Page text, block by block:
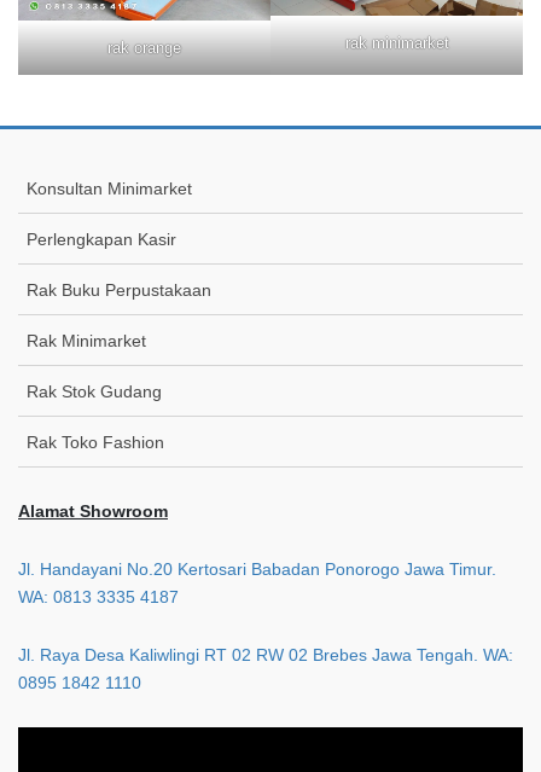
rak orange rak minimarket
Konsultan Minimarket
Perlengkapan Kasir
Rak Buku Perpustakaan
Rak Minimarket
Rak Stok Gudang
Rak Toko Fashion
Alamat Showroom
Jl. Handayani No.20 Kertosari Babadan Ponorogo Jawa Timur.
WA: 0813 3335 4187
Jl. Raya Desa Kaliwlingi RT 02 RW 02 Brebes Jawa Tengah. WA:
0895 1842 1110